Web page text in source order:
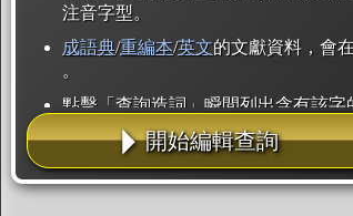
注音字型。
成語典/重編本/英文的文獻資料，會
。
點擊「查詢造詞」瞬間列出含有該字
點「部首」瞬間列出所有「同部首
辭典解釋的全文都經過自動斷詞，
用手動重複輸入。
開始編輯查詢